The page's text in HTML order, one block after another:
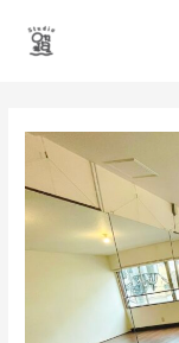
ナ
ゲ
シ